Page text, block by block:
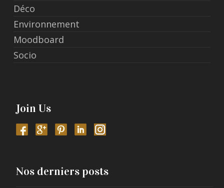
Déco
Environnement
Moodboard
Socio
Join Us
Nos derniers posts